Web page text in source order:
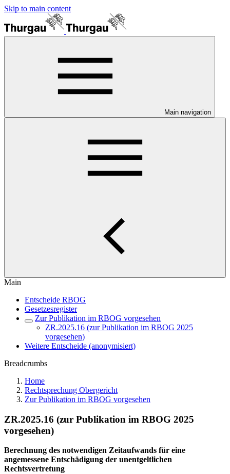
Skip to main content
Main navigation
Main
Entscheide RBOG
Gesetzesregister
Zur Publikation im RBOG vorgesehen
ZR.2025.16 (zur Publikation im RBOG 2025
vorgesehen)
Weitere Entscheide (anonymisiert)
Breadcrumbs
Home
Rechtsprechung Obergericht
Zur Publikation im RBOG vorgesehen
ZR.2025.16 (zur Publikation im RBOG 2025
vorgesehen)
Berechnung des notwendigen Zeitaufwands für eine
angemessene Entschädigung der unentgeltlichen
Rechtsvertretung